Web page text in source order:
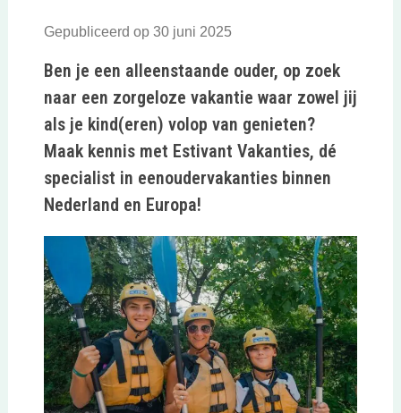
Gepubliceerd op 30 juni 2025
Ben je een alleenstaande ouder, op zoek
naar een zorgeloze vakantie waar zowel jij
als je kind(eren) volop van genieten?
Maak kennis met Estivant Vakanties, dé
specialist in eenoudervakanties binnen
Nederland en Europa!